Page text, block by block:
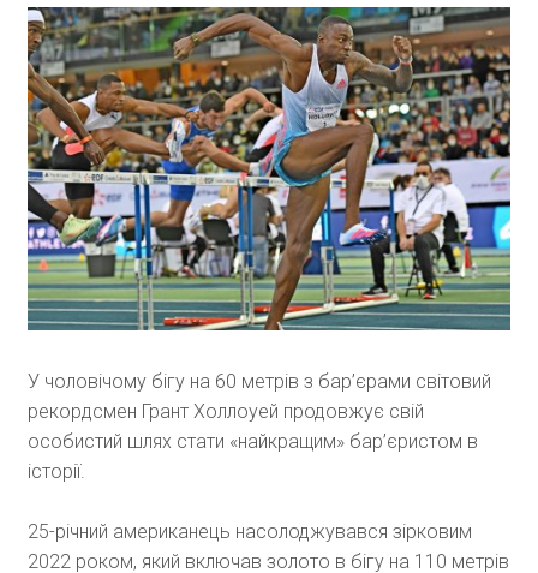
У чоловічому бігу на 60 метрів з бар’єрами світовий
рекордсмен Грант Холлоуей продовжує свій
особистий шлях стати «найкращим» бар’єристом в
історії.
25-річний американець насолоджувався зірковим
2022 роком, який включав золото в бігу на 110 метрів